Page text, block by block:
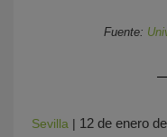
Fuente:
Sevilla | 12 de enero